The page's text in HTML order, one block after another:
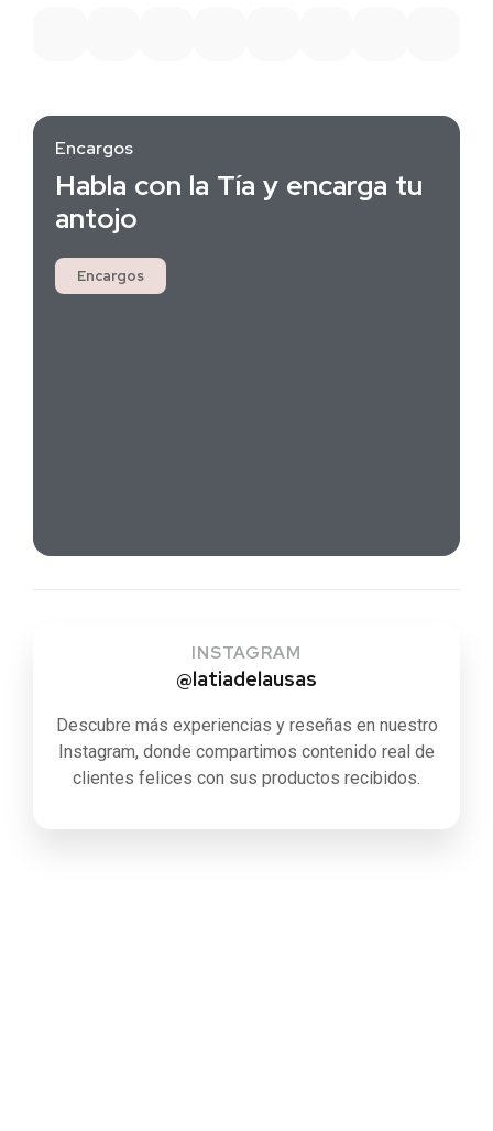
Encargos
Habla con la Tía y encarga tu
antojo
Encargos
INSTAGRAM
@latiadelausas
Descubre más experiencias y reseñas en nuestro
Instagram, donde compartimos contenido real de
clientes felices con sus productos recibidos.